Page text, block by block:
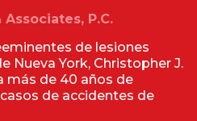
P.C.
de lesiones
Nueva York, Christopher J.
más de 40 años de
de accidentes de